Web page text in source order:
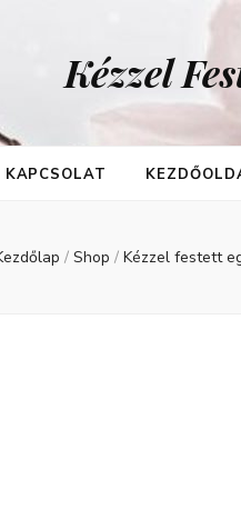
Kézzel
KAPCSOLAT
/ Shop / Kézzel festett